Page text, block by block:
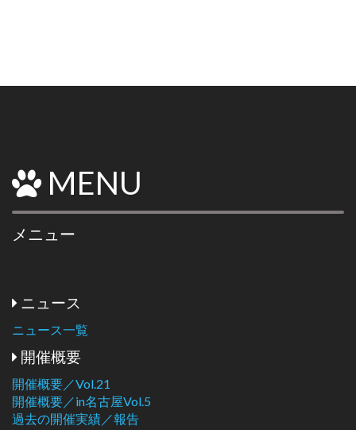
MENU
メニュー
ニュース
ニュース一覧
開催概要
開催概要／Vol.21
開催概要／in名古屋Vol.5
過去の開催実績／報告